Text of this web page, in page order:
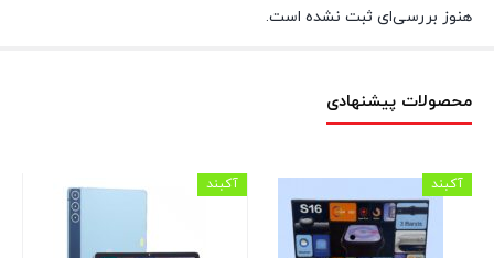
هنوز بررسی‌ای ثبت نشده است.
محصولات پیشنهادی
آکبند آکبند